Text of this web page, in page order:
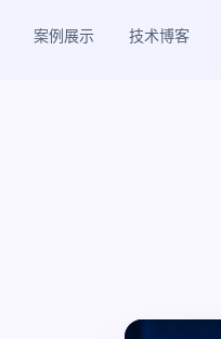
案例展示 技术博客